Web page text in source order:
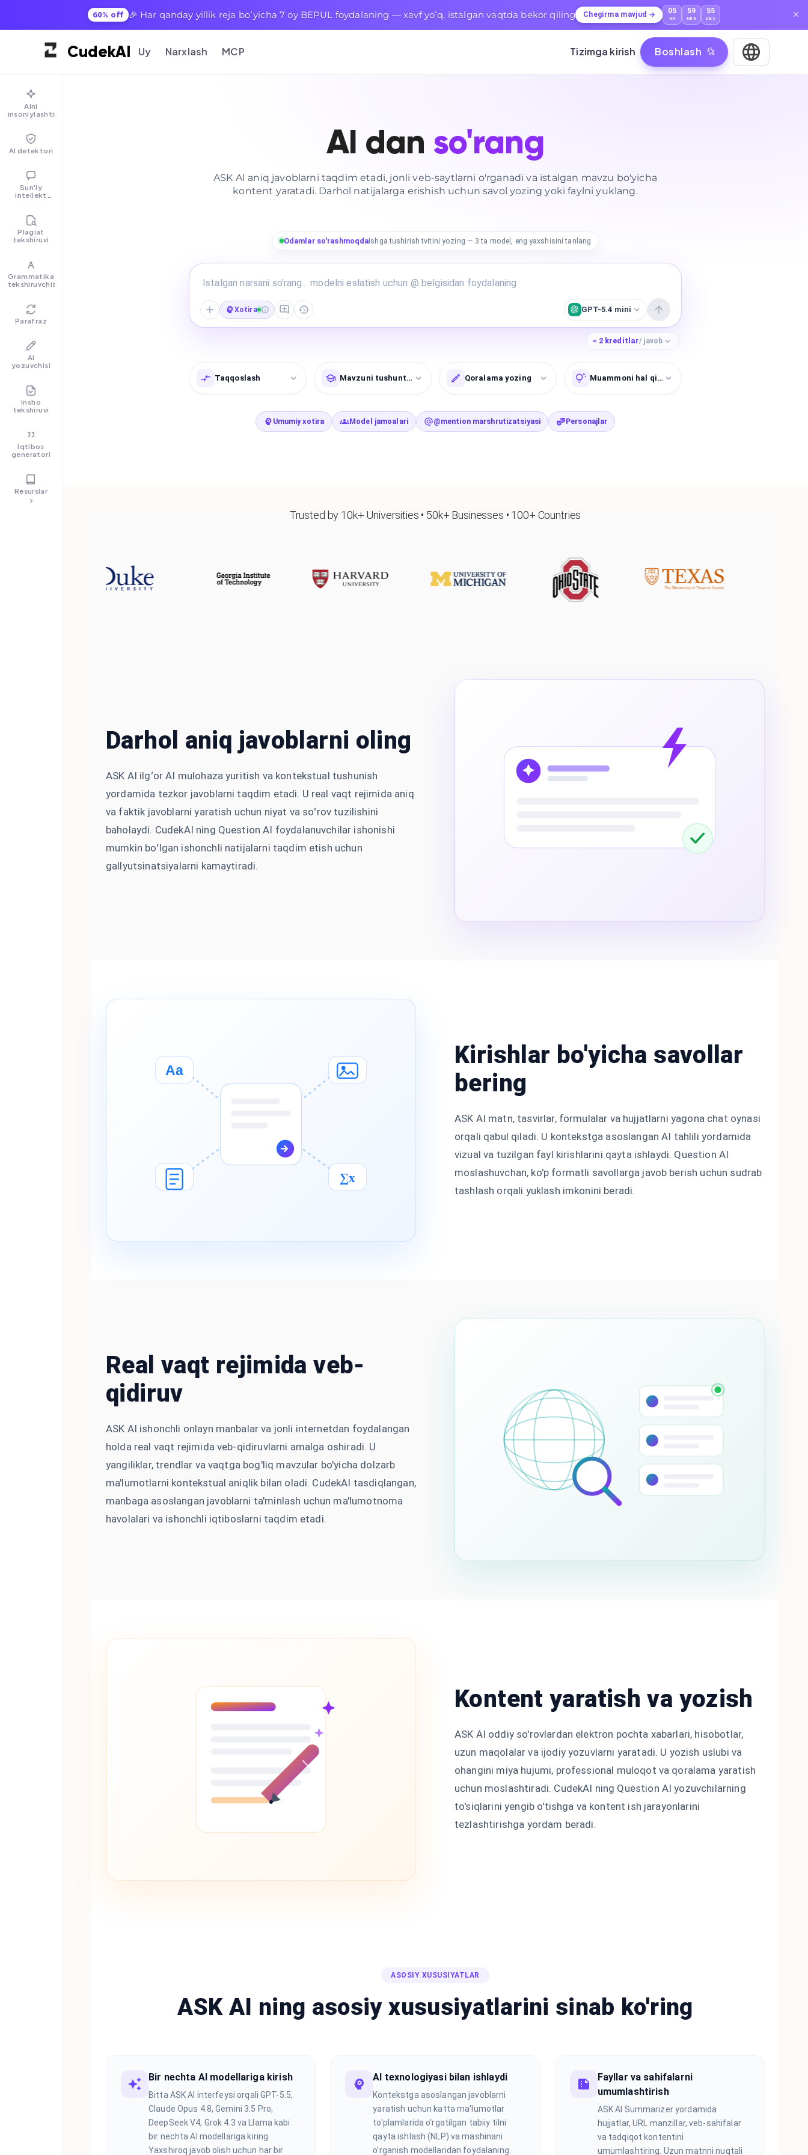
60% off 🎉 Har qanday yillik reja boʻyicha 7 oy BEPUL foydalaning — xavf yoʻq, istalgan vaqtda bekor qiling Chegirma mavjud 05
HR
59
MIN
53
SEC
CudekAI Uy Narxlash MCP Tizimga kirish Boshlash
AIni
insoniylashtirish
AI detektori
Sun'iy
intellekt
Plagiat
tekshiruvi
Grammatika
tekshiruvchisi
Parafraz
AI
yozuvchisi
Insho
tekshiruvi
Iqtibos
generatori
Resurslar
AI dan so'rang
ASK AI aniq javoblarni taqdim etadi, jonli veb-saytlarni o'rganadi va istalgan mavzu bo'yicha
kontent yaratadi. Darhol natijalarga erishish uchun savol yozing yoki faylni yuklang.
Odamlar so'rashmoqdaKodlash guruhi yordamida kodni tuzatish
Xotira GPT-5.4 mini
≈ 2 kreditlar/ javob
Taqqoslash Mavzuni tushuntiring Qoralama yozing Muammoni hal qiling
Umumiy xotira Model jamoalari @mention marshrutizatsiyasi Personajlar
Trusted by 10k+ Universities • 50k+ Businesses • 100+ Countries
Darhol aniq javoblarni oling
ASK AI ilgʻor AI mulohaza yuritish va kontekstual tushunish
yordamida tezkor javoblarni taqdim etadi. U real vaqt rejimida aniq
va faktik javoblarni yaratish uchun niyat va soʻrov tuzilishini
baholaydi. CudekAI ning Question AI foydalanuvchilar ishonishi
mumkin boʻlgan ishonchli natijalarni taqdim etish uchun
gallyutsinatsiyalarni kamaytiradi.
Kirishlar bo'yicha savollar
bering
ASK AI matn, tasvirlar, formulalar va hujjatlarni yagona chat oynasi
orqali qabul qiladi. U kontekstga asoslangan AI tahlili yordamida
vizual va tuzilgan fayl kirishlarini qayta ishlaydi. Question AI
moslashuvchan, ko'p formatli savollarga javob berish uchun sudrab
tashlash orqali yuklash imkonini beradi.
Aa
∑x
Real vaqt rejimida veb-
qidiruv
ASK AI ishonchli onlayn manbalar va jonli internetdan foydalangan
holda real vaqt rejimida veb-qidiruvlarni amalga oshiradi. U
yangiliklar, trendlar va vaqtga bog'liq mavzular bo'yicha dolzarb
ma'lumotlarni kontekstual aniqlik bilan oladi. CudekAI tasdiqlangan,
manbaga asoslangan javoblarni ta'minlash uchun ma'lumotnoma
havolalari va ishonchli iqtiboslarni taqdim etadi.
Kontent yaratish va yozish
ASK AI oddiy so'rovlardan elektron pochta xabarlari, hisobotlar,
uzun maqolalar va ijodiy yozuvlarni yaratadi. U yozish uslubi va
ohangini miya hujumi, professional muloqot va qoralama yaratish
uchun moslashtiradi. CudekAI ning Question AI yozuvchilarning
to'siqlarini yengib o'tishga va kontent ish jarayonlarini
tezlashtirishga yordam beradi.
ASOSIY XUSUSIYATLAR
ASK AI ning asosiy xususiyatlarini sinab ko'ring
Bir nechta AI modellariga kirish
Bitta ASK AI interfeysi orqali GPT-5.5,
Claude Opus 4.8, Gemini 3.5 Pro,
DeepSeek V4, Grok 4.3 va Llama kabi
bir nechta AI modellariga kiring.
Yaxshiroq javob olish uchun har bir
AI texnologiyasi bilan ishlaydi
Kontekstga asoslangan javoblarni
yaratish uchun katta ma'lumotlar
to'plamlarida o'rgatilgan tabiiy tilni
qayta ishlash (NLP) va mashinani
o'rganish modellaridan foydalaning.
Fayllar va sahifalarni
umumlashtirish
ASK AI Summarizer yordamida
hujjatlar, URL manzillar, veb-sahifalar
va tadqiqot kontentini
umumlashtiring. Uzun matnni nuqtali